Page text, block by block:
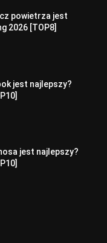
powietrza jest
2026 [TOP8]
jest najlepszy?
jest najlepszy?